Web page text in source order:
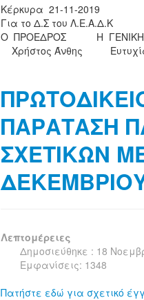
Κέρκυρα 21-11-2019
Για το Δ.Σ του Λ.Ε.Α.Δ.Κ
Ο ΠΡΟΕΔΡΟΣ Η ΓΕΝΙΚΗ
Χρήστος Άνθης
ΠΑΡΑΤΑΣΗ
ΣΧΕΤΙΚΩΝ
Λεπτομέρειες
Δημοσιεύθηκε : 18
Εμφανίσεις: 1348
Πατήστε εδώ για σχετικό